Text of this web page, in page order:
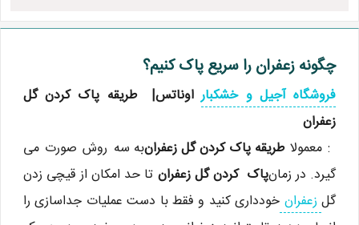
چگونه زعفران را سریع پاک کنیم؟
فروشگاه آجیل و خشکباراوناتس| طریقه پاک کردن گل
زعفران
: معمولاطریقه پاک کردن گل زعفرانبه سه روش صورت می
گیرد. در زمانپاک کردن گل زعفران تا حد امکان از قیچی زدن
گلزعفران خودداری کنید و فقط با دست عملیات جداسازی را